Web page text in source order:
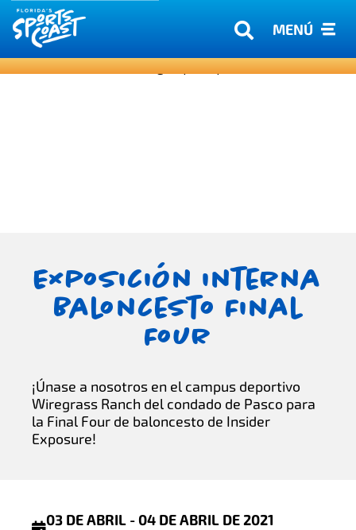
MENÚ
Exposición interna
Baloncesto Final
Four
¡Únase a nosotros en el campus deportivo
Wiregrass Ranch del condado de Pasco para
la Final Four de baloncesto de Insider
Exposure!
03 DE ABRIL - 04 DE ABRIL DE 2021